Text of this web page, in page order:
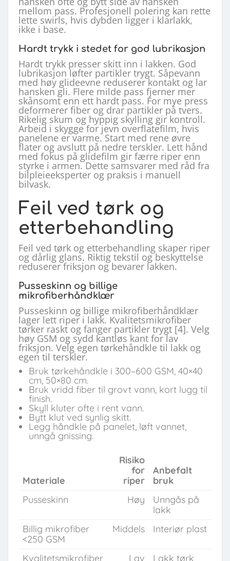
mellom pass. Profesjonell polering kan rette
lette swirls, hvis dybden ligger i klarlakk,
ikke i base.
Hardt trykk i stedet for god lubrikasjon
Hardt trykk presser skitt inn i lakken. God
lubrikasjon løfter partikler trygt. Såpevann
med høy glideevne reduserer kontakt og lar
hansken gli. Flere milde pass fjerner mer
skånsomt enn ett hardt pass. For mye press
deformerer fiber og drar partikler på tvers.
Rikelig skum og hyppig skylling gir kontroll.
Arbeid i skygge for jevn overflatefilm, hvis
panelene er varme. Start med rene øvre
flater og avslutt på nedre terskler. Lett hånd
med fokus på glidefilm gir færre riper enn
styrke i armen. Dette samsvarer med råd fra
bilpleieeksperter og praksis i manuell
bilvask.
Feil ved tørk og
etterbehandling
Feil ved tørk og etterbehandling skaper riper
og dårlig glans. Riktig tekstil og beskyttelse
reduserer friksjon og bevarer lakken.
Pusseskinn og billige
mikrofiberhåndklær
Pusseskinn og billige mikrofiberhåndklær
lager lett riper i lakk. Kvalitetsmikrofiber
tørker raskt og fanger partikler trygt [4]. Velg
høy GSM og sydd kantløs kant for lav
friksjon. Velg egen tørkehåndkle til lakk og
egen til terskler.
Bruk tørkehåndkle i 300–600 GSM, 40×40
cm, 50×80 cm.
Bruk vridd fiber til grovt vann, kort lugg til
finish.
Skyll kluter ofte i rent vann.
Bytt klut ved synlig skitt.
Legg håndkle på panelet, løft vannet,
unngå gnissing.
Materiale
Risiko
for
riper
Anbefalt
bruk
Pusseskinn
Høy
Unngås på
lakk
Billig mikrofiber
<250 GSM
Middels Interiør plast
Kvalitetsmikrofiber Lav Lakk tørk